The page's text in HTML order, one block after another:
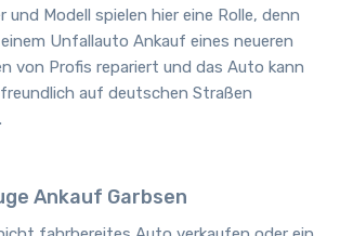
und Modell spielen hier eine Rolle, denn
Unfallauto Ankauf eines neueren
von Profis repariert und das Auto kann
auf deutschen Straßen
Ankauf Garbsen